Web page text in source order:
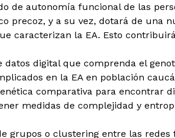
de autonomía funcional de las
precoz, y a su vez, dotará de una
caracterizan la EA. Esto
datos digital que comprenda el
en la EA en población
comparativa para encontrar
medidas de complejidad y
grupos o clustering entre las redes